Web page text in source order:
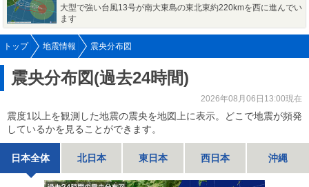
大型で強い台風13号が南大東島の東北東約220kmを西に進んでい
ます
トップ 地震情報 震央分布図
震央分布図(過去24時間)
2026年08月06日13:00現在
震度1以上を観測した地震の震央を地図上に表示。どこで地震が頻発
しているかを見ることができます。
日本全体 北日本 東日本 西日本 沖縄